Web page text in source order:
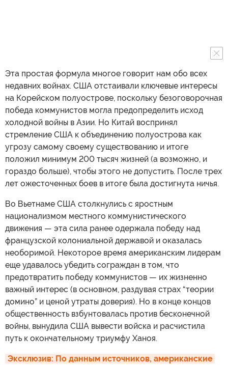
Эта простая формула многое говорит нам обо всех
недавних войнах. США отстаивали ключевые интересы
на Корейском полуострове, поскольку безоговорочная
победа коммунистов могла предопределить исход
холодной войны в Азии. Но Китай воспринял
стремление США к объединению полуострова как
угрозу самому своему существованию и итоге
положил минимум 200 тысяч жизней (а возможно, и
гораздо больше), чтобы этого не допустить. После трех
лет ожесточенных боев в итоге была достигнута ничья.
Во Вьетнаме США столкнулись с яростным
национализмом местного коммунистического
движения — эта сила ранее одержала победу над
французской колониальной державой и оказалась
необоримой. Некоторое время американским лидерам
еще удавалось убедить сограждан в том, что
предотвратить победу коммунистов — их жизненно
важный интерес (в основном, раздувая страх “теории
домино” и ценой утраты доверия). Но в конце концов
общественность взбунтовалась против бесконечной
войны, вынудила США вывести войска и расчистила
путь к окончательному триумфу Ханоя.
Эксклюзив: По данным источников, американские